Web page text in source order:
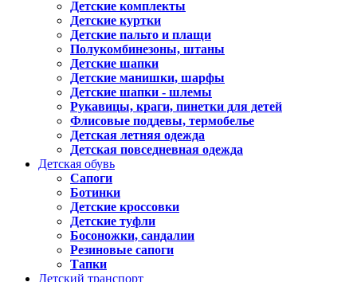
Детские комплекты
Детские куртки
Детские пальто и плащи
Полукомбинезоны, штаны
Детские шапки
Детские манишки, шарфы
Детские шапки - шлемы
Рукавицы, краги, пинетки для детей
Флисовые поддевы, термобелье
Детская летняя одежда
Детская повседневная одежда
Детская обувь
Сапоги
Ботинки
Детские кроссовки
Детские туфли
Босоножки, сандалии
Резиновые сапоги
Тапки
Детский транспорт